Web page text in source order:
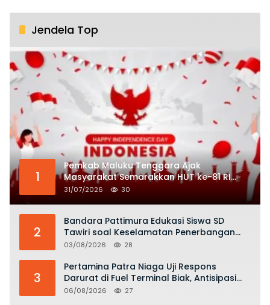
Jendela Top
1
Pemkab Maluku Tenggara Ajak
Masyarakat Semarakkan HUT ke-81 RI
dengan Semangat Nasionalisme
31/07/2026 30
2
Bandara Pattimura Edukasi Siswa SD
Tawiri soal Keselamatan Penerbangan
dan Bahaya Bermain Layang-layang di
03/08/2026 28
3
Pertamina Patra Niaga Uji Respons
Darurat di Fuel Terminal Biak, Antisipasi
Risiko Kebakaran dan Tumpahan BBM
06/08/2026 27